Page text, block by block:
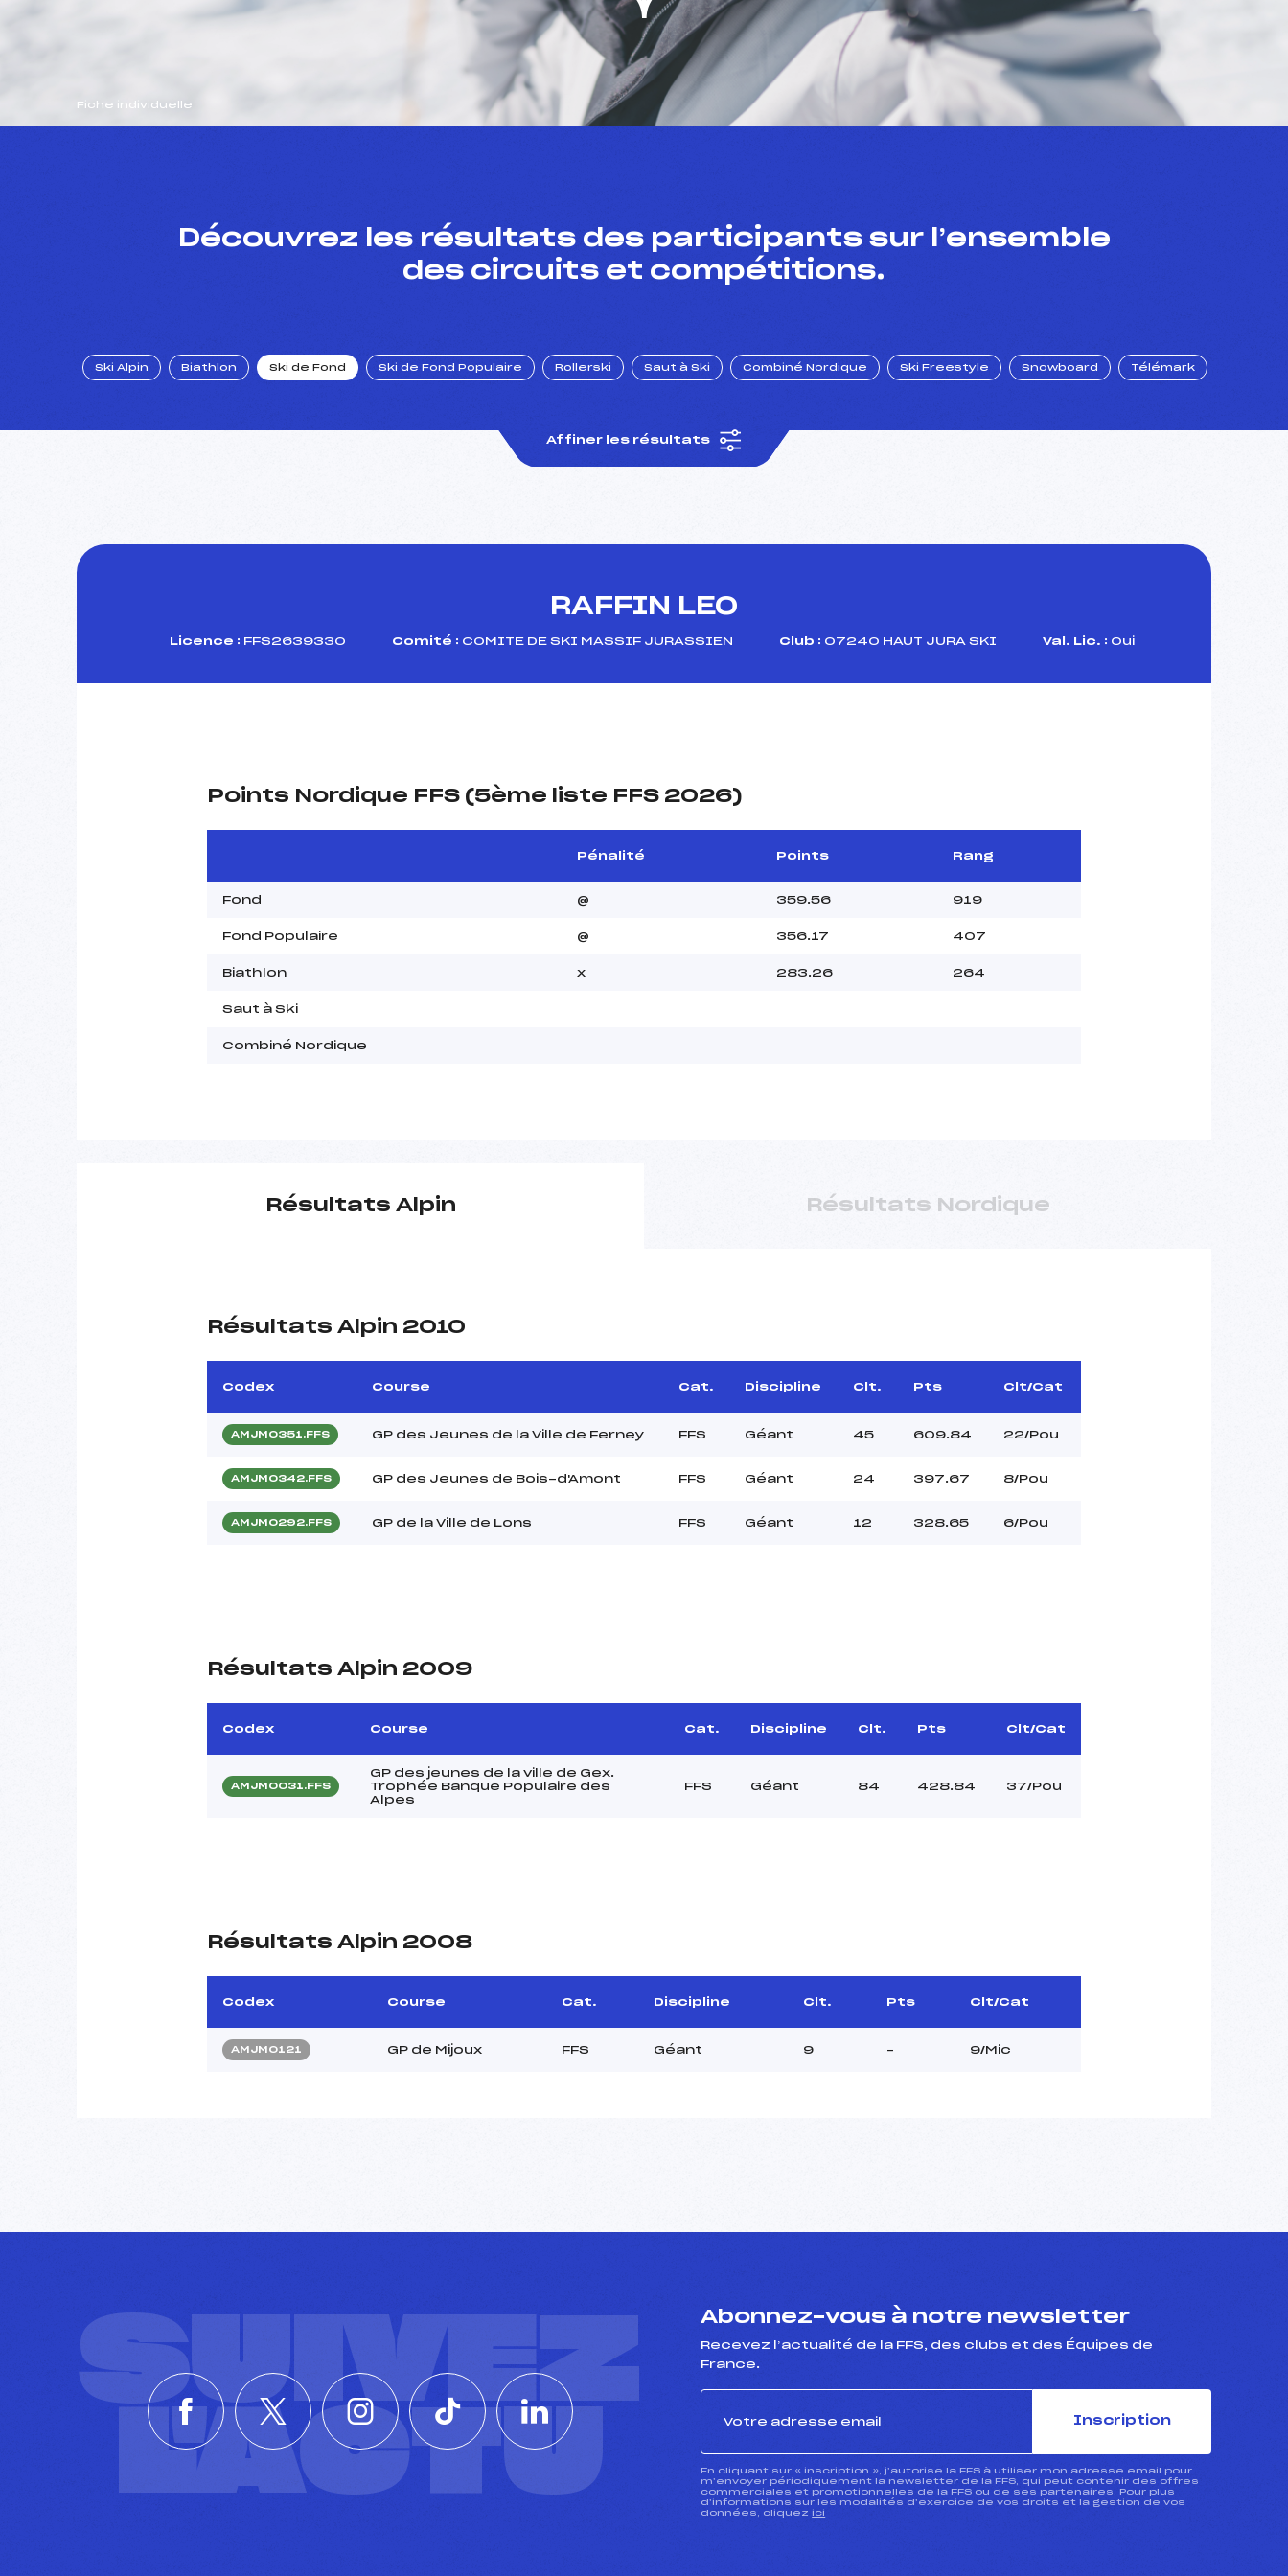
Fiche individuelle
Découvrez les résultats des participants sur l’ensemble
des circuits et compétitions.
Ski Alpin Biathlon Ski de Fond Ski de Fond Populaire Rollerski Saut à Ski Combiné Nordique Ski Freestyle Snowboard Télémark
Affiner les résultats
RAFFIN LEO
Licence : FFS2639330 Comité : COMITE DE SKI MASSIF JURASSIEN Club : 07240 HAUT JURA SKI Val. Lic. : Oui
Points Nordique FFS (5ème liste FFS 2026)
Pénalité Points Rang
Fond @ 359.56 919
Fond Populaire @ 356.17 407
Biathlon x 283.26 264
Saut à Ski
Combiné Nordique
Résultats Alpin Résultats Nordique
Résultats Alpin 2010
Codex Course Cat. Discipline Clt. Pts Clt/Cat
AMJM0351.FFS GP des Jeunes de la Ville de Ferney FFS Géant 45 609.84 22/Pou
AMJM0342.FFS GP des Jeunes de Bois-d'Amont FFS Géant 24 397.67 8/Pou
AMJM0292.FFS GP de la Ville de Lons FFS Géant 12 328.65 6/Pou
Résultats Alpin 2009
Codex Course Cat. Discipline Clt. Pts Clt/Cat
AMJM0031.FFS
GP des jeunes de la ville de Gex.
Trophée Banque Populaire des
Alpes
FFS Géant 84 428.84 37/Pou
Résultats Alpin 2008
Codex Course Cat. Discipline Clt. Pts Clt/Cat
AMJM0121 GP de Mijoux FFS Géant 9 – 9/Mic
SUIVEZ
L'ACTU
Abonnez-vous à notre newsletter
Recevez l’actualité de la FFS, des clubs et des Équipes de
France.
Inscription
En cliquant sur « inscription », j’autorise la FFS à utiliser mon adresse email pour
m’envoyer périodiquement la newsletter de la FFS, qui peut contenir des offres
commerciales et promotionnelles de la FFS ou de ses partenaires. Pour plus
d’informations sur les modalités d’exercice de vos droits et la gestion de vos
données, cliquez ici